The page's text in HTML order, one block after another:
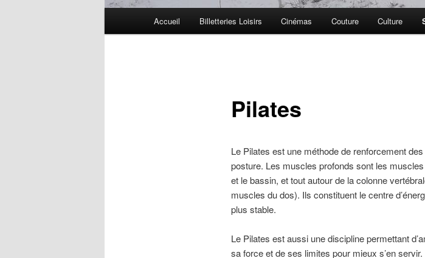
Accueil Billetteries Loisirs Cinémas Couture Culture
Pilates
Le Pilates est une méthode de renforcement
posture. Les muscles profonds sont les
et le bassin, et tout autour de la colonne
muscles du dos). Ils constituent le centre
plus stable.
Le Pilates est aussi une discipline permettant
sa force et de ses limites pour mieux s’en servir.